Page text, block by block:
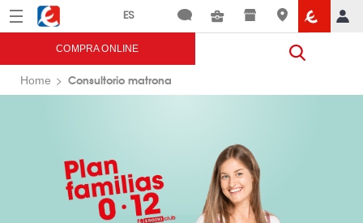
Menú Eroski
COMPRA ONLINE
Home Consultorio matrona